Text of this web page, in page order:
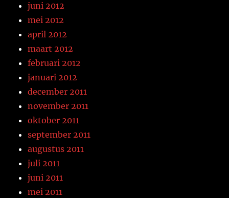
juni 2012
mei 2012
april 2012
maart 2012
februari 2012
januari 2012
december 2011
november 2011
oktober 2011
september 2011
augustus 2011
juli 2011
juni 2011
mei 2011